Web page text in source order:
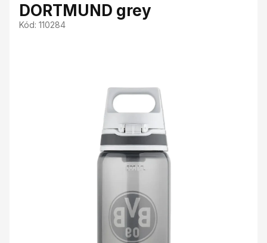
DORTMUND grey
Kód: 110284